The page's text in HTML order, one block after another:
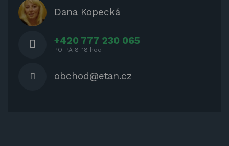
OCHRANNÉ KRYTY NA ZAHRADNÍ
NÁBYTEK
Dana Kopecká
+420 777 230 065
PO-PÁ 8-18 hod
obchod@etan.cz